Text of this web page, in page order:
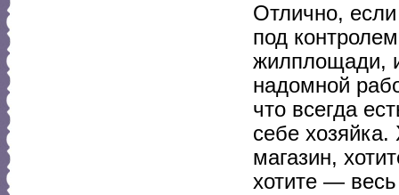
Отлично,
под
жилплощади,
надомной
что всегда
себе
магазин,
хотите — весь